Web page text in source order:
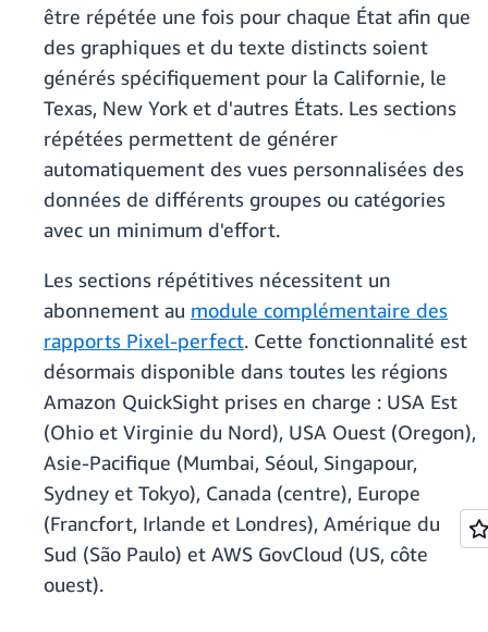
être répétée une fois pour chaque État afin que
des graphiques et du texte distincts soient
générés spécifiquement pour la Californie, le
Texas, New York et d'autres États. Les sections
répétées permettent de générer
automatiquement des vues personnalisées des
données de différents groupes ou catégories
avec un minimum d'effort.
Les sections répétitives nécessitent un
abonnement au module complémentaire des
rapports Pixel-perfect. Cette fonctionnalité est
désormais disponible dans toutes les régions
Amazon QuickSight prises en charge : USA Est
(Ohio et Virginie du Nord), USA Ouest (Oregon),
Asie-Pacifique (Mumbai, Séoul, Singapour,
Sydney et Tokyo), Canada (centre), Europe
(Francfort, Irlande et Londres), Amérique du
Sud (São Paulo) et AWS GovCloud (US, côte
ouest).